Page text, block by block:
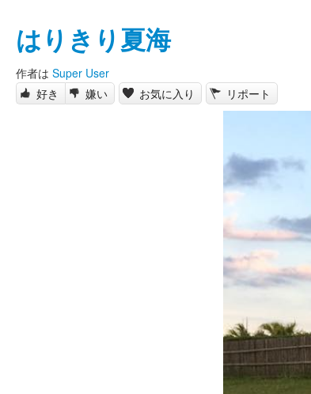
はりきり夏海
作者は Super User
好き
嫌い お気に入り リポート